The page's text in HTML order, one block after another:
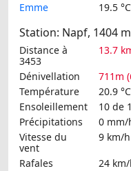
Emme
19.5 °C
Station: Napf, 1404
Distance à
3453
13.7
Dénivellation
711m
Température
20.9 °C
Ensoleillement
10 de
Précipitations
0 mm/
Vitesse du
vent
9 km/h
Rafales
24